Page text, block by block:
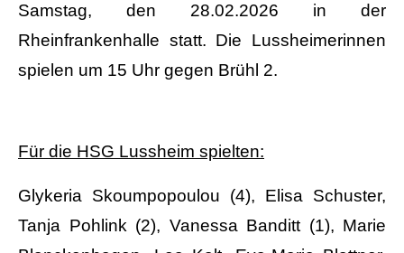
Samstag, den 28.02.2026 in der
Rheinfrankenhalle statt. Die Lussheimerinnen
spielen um 15 Uhr gegen Brühl 2.
Für die HSG Lussheim spielten:
Glykeria Skoumpopoulou (4), Elisa Schuster,
Tanja Pohlink (2), Vanessa Banditt (1), Marie